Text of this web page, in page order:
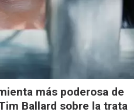
más poderosa de
Ballard sobre la trata